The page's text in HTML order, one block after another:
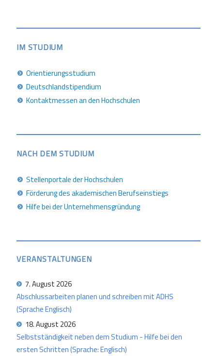
IM STUDIUM
Orientierungsstudium
Deutschlandstipendium
Kontaktmessen an den Hochschulen
NACH DEM STUDIUM
Stellenportale der Hochschulen
Förderung des akademischen Berufseinstiegs
Hilfe bei der Unternehmensgründung
VERANSTALTUNGEN
7. August 2026
Abschlussarbeiten planen und schreiben mit ADHS
(Sprache Englisch)
18. August 2026
Selbstständigkeit neben dem Studium - Hilfe bei den
ersten Schritten (Sprache: Englisch)